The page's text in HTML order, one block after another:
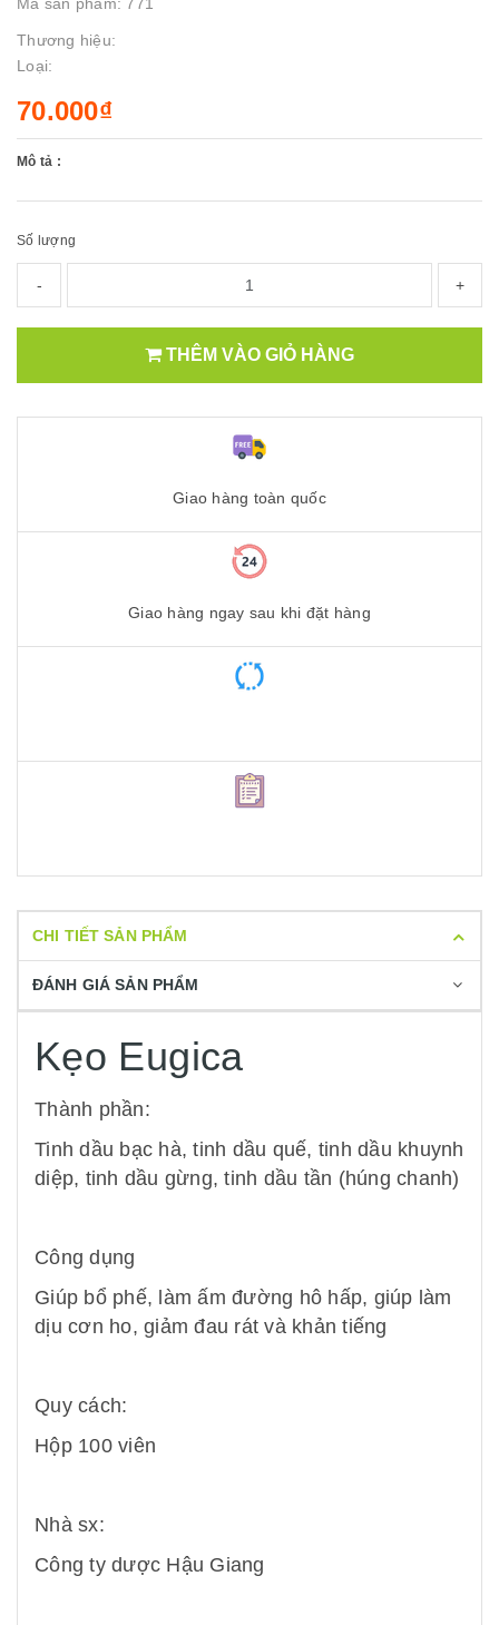
Thương hiệu:
Loại:
70.000₫
Mô tả :
Số lượng
- +
THÊM VÀO GIỎ HÀNG
Giao hàng toàn quốc
Giao hàng ngay sau khi đặt hàng
CHI TIẾT SẢN PHẨM
ĐÁNH GIÁ SẢN PHẨM
Kẹo Eugica
Thành phần:
Tinh dầu bạc hà, tinh dầu quế, tinh dầu khuynh
diệp, tinh dầu gừng, tinh dầu tần (húng chanh)
Công dụng
Giúp bổ phế, làm ấm đường hô hấp, giúp làm
dịu cơn ho, giảm đau rát và khản tiếng
Quy cách:
Hộp 100 viên
Nhà sx:
Công ty dược Hậu Giang